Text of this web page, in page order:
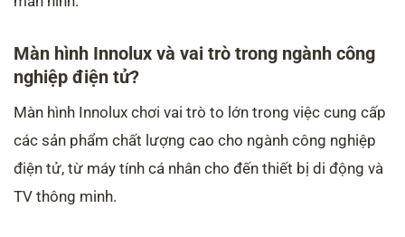
Màn hình Innolux và vai trò trong ngành công
nghiệp điện tử?
Màn hình Innolux chơi vai trò to lớn trong việc cung cấp
các sản phẩm chất lượng cao cho ngành công nghiệp
điện tử, từ máy tính cá nhân cho đến thiết bị di động và
TV thông minh.